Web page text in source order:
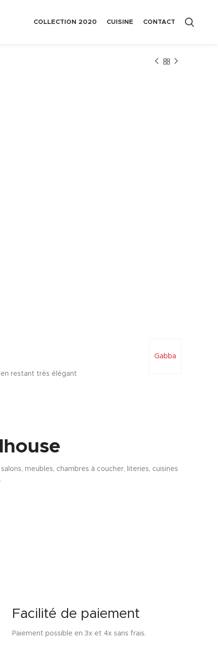
COLLECTION 2020 CUISINE CONTACT
Gabba
restant très élégant
meubles, chambres à coucher, literies, cuisines
Facilité de paiement
Paiement possible en 3x et 4x sans frais.